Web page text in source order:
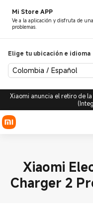
Mi Store APP
Ve a la aplicación y disfruta de
problemas.
Elige tu ubicación e idioma
Colombia / Español
Xiaomi anuncia el retiro de
Xiaomi
Charger 2